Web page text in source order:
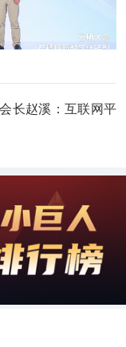
长赵溪：互联网平